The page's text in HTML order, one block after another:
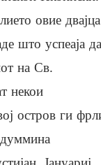
овие двајца
што успеаја да
на Св.
некои
остров ги